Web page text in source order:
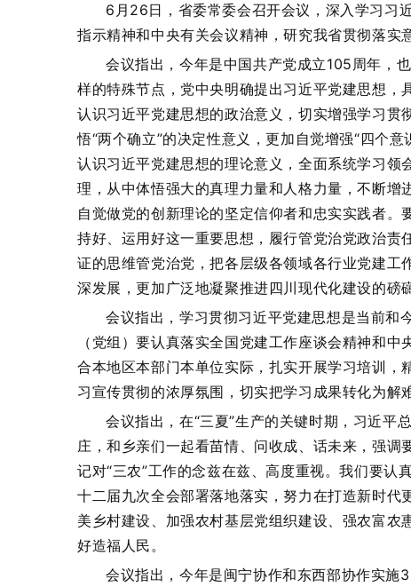
6月26日，省委常委会召开会议，深入学习习
指示精神和中央有关会议精神，研究我省贯彻落实
会议指出，今年是中国共产党成立105周年，
样的特殊节点，党中央明确提出习近平党建思想，
认识习近平党建思想的政治意义，切实增强学习贯
悟“两个确立”的决定性意义，更加自觉增强“四个
认识习近平党建思想的理论意义，全面系统学习
理，从中体悟强大的真理力量和人格力量，不断增
自觉做党的创新理论的坚定信仰者和忠实实践者
持好、运用好这一重要思想，履行管党治党政治
证的思维管党治党，把各层级各领域各行业党建工
深发展，更加广泛地凝聚推进四川现代化建设的磅
会议指出，学习贯彻习近平党建思想是当前和
（党组）要认真落实全国党建工作座谈会精神和
合本地区本部门本单位实际，扎实开展学习培训，
习宣传贯彻的浓厚氛围，切实把学习成果转化为解
会议指出，在“三夏”生产的关键时期，习近
庄，和乡亲们一起看苗情、问收成、话未来，强
记对“三农”工作的念兹在兹、高度重视。我们要认
十二届九次全会部署落地落实，努力在打造新时代
美乡村建设、加强农村基层党组织建设、强农富
好造福人民。
会议指出，今年是闽宁协作和东西部协作实